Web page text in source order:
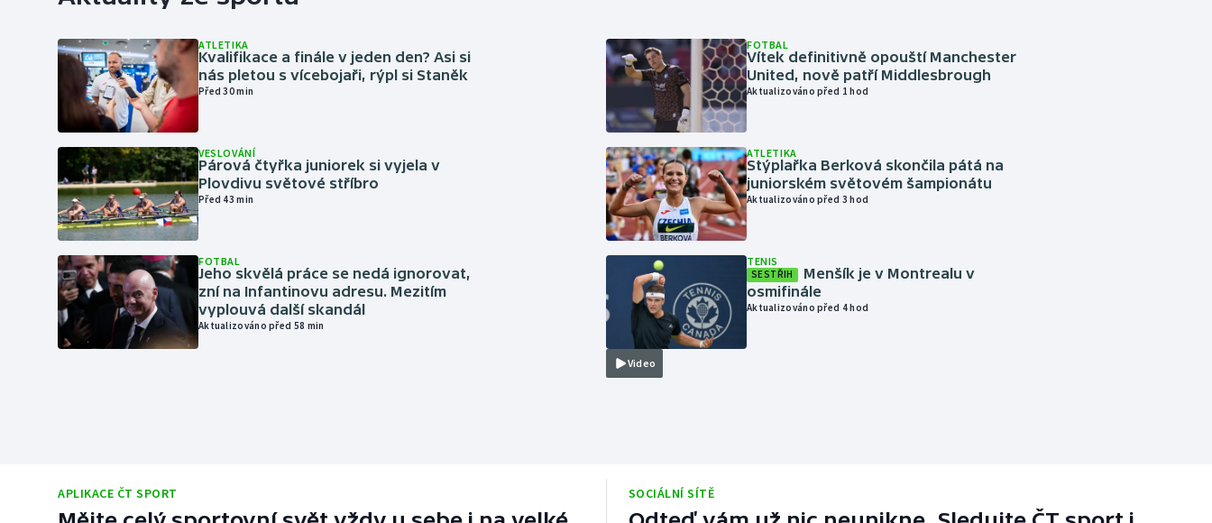
ATLETIKA
Kvalifikace a finále v jeden den? Asi si
nás pletou s vícebojaři, rýpl si Staněk
Před 30 min
VESLOVÁNÍ
Párová čtyřka juniorek si vyjela v
Plovdivu světové stříbro
Před 43 min
FOTBAL
Jeho skvělá práce se nedá ignorovat,
zní na Infantinovu adresu. Mezitím
vyplouvá další skandál
Aktualizováno před 58 min
FOTBAL
Vítek definitivně opouští Manchester
United, nově patří Middlesbrough
Aktualizováno před 1 hod
ATLETIKA
Stýplařka Berková skončila pátá na
juniorském světovém šampionátu
Aktualizováno před 3 hod
Video
TENIS
SESTŘIH
Menšík je v Montrealu v
osmifinále
Aktualizováno před 4 hod
APLIKACE ČT SPORT SOCIÁLNÍ SÍTĚ